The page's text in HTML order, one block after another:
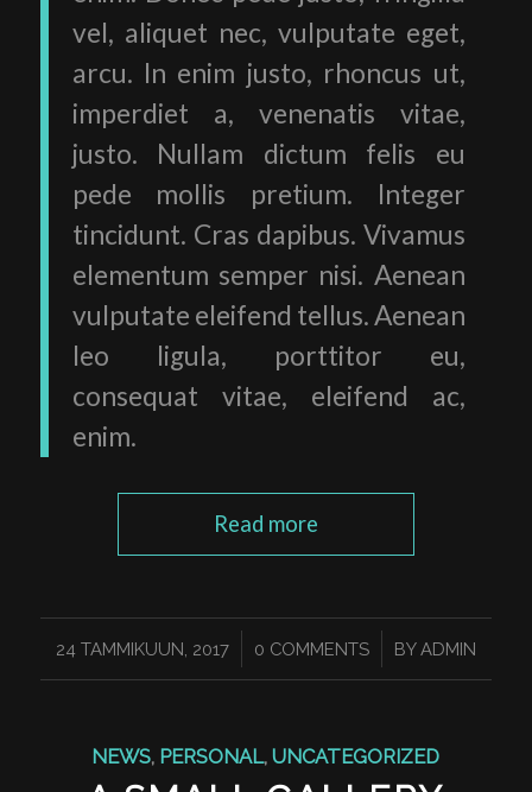
vel, aliquet nec, vulputate eget,
arcu. In enim justo, rhoncus ut,
imperdiet a, venenatis vitae,
justo. Nullam dictum felis eu
pede mollis pretium. Integer
tincidunt. Cras dapibus. Vivamus
elementum semper nisi. Aenean
vulputate eleifend tellus. Aenean
leo ligula, porttitor eu,
consequat vitae, eleifend ac,
enim.
Read more
24 TAMMIKUUN, 2017
/ 0 COMMENTS
/ BYADMIN
NEWS, PERSONAL,UNCATEGORIZED